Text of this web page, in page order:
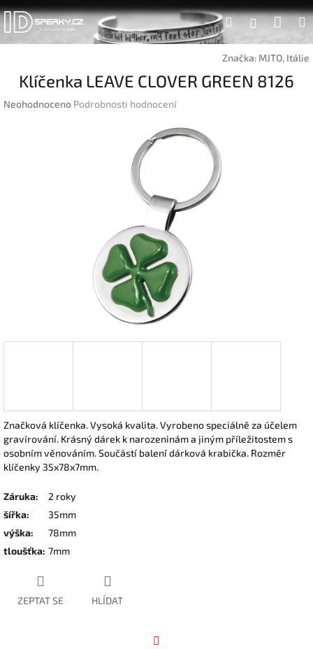
Přejít
na
obsah
Hledat
Značka: MJTO, Itálie
Klíčenka LEAVE CLOVER GREEN 8126
Průměrné
Neohodnoceno Podrobnosti hodnocení
Značková klíčenka. Vysoká kvalita. Vyrobeno speciálně za účelem
gravírování. Krásný dárek k narozeninám a jiným příležitostem s
osobním věnováním. Součástí balení dárková krabička. Rozměr
klíčenky 35x78x7mm.
Záruka:
2 roky
šířka:
35mm
výška:
78mm
tloušťka: 7mm
ZEPTAT SE HLÍDAT